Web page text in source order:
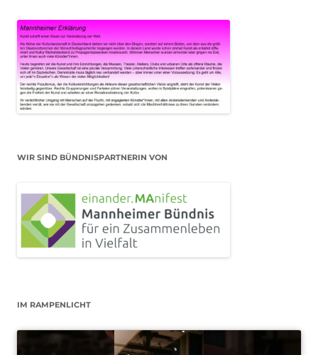
WIR SIND BÜNDNISPARTNERIN VON
IM RAMPENLICHT